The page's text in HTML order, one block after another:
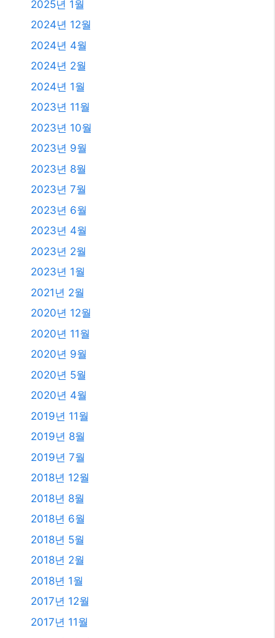
2023년 7월
2023년 6월
2023년 4월
2023년 2월
2023년 1월
2021년 2월
2020년 12월
2020년 11월
2020년 9월
2020년 5월
2020년 4월
2019년 11월
2019년 8월
2019년 7월
2018년 12월
2018년 8월
2018년 6월
2018년 5월
2018년 2월
2018년 1월
2017년 12월
2017년 11월
2017년 10월
2017년 7월
2011년 3월
2009년 12월
2008년 9월
2008년 3월